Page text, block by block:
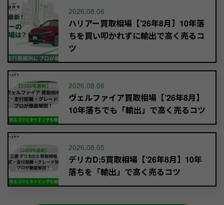
2026.08.06
ハリアー買取相場【’26年8月】10年落
ちを買い叩かれずに輸出で高く売るコ
ツ
2026.08.06
ヴェルファイア買取相場【’26年8月】
10年落ちでも「輸出」で高く売るコツ
2026.08.05
デリカD:5買取相場【’26年8月】10年
落ちを「輸出」で高く売るコツ